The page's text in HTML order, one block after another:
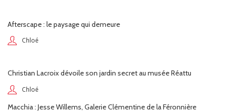
Afterscape : le paysage qui demeure
Chloé
Christian Lacroix dévoile son jardin secret au musée Réattu
Chloé
Macchia : Jesse Willems, Galerie Clémentine de la Féronnière